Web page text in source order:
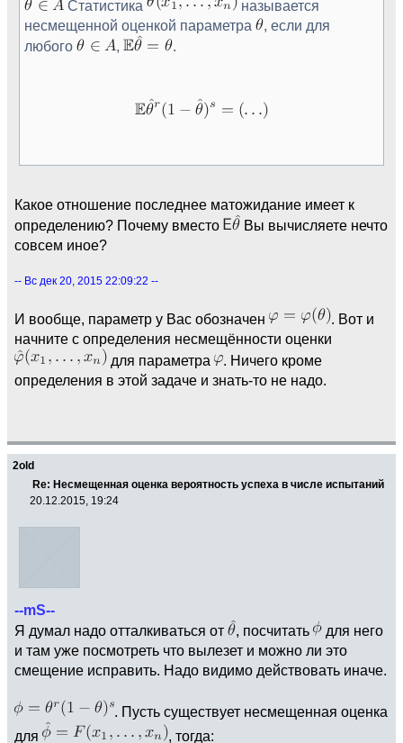
Статистика
называется
несмещенной оценкой параметра
, если для
любого
, .
Какое отношение последнее матожидание имеет к
определению? Почему вместо
Вы вычисляете нечто
совсем иное?
-- Вс дек 20, 2015 22:09:22 --
И вообще, параметр у Вас обозначен
. Вот и
начните с определения несмещённости оценки
для параметра
. Ничего кроме
определения в этой задаче и знать-то не надо.
2old
Re: Несмещенная оценка вероятность успеха в числе испытаний
20.12.2015, 19:24
--mS--
Я думал надо отталкиваться от
, посчитать
для него
и там уже посмотреть что вылезет и можно ли это
смещение исправить. Надо видимо действовать иначе.
. Пусть существует несмещенная оценка
для
, тогда: